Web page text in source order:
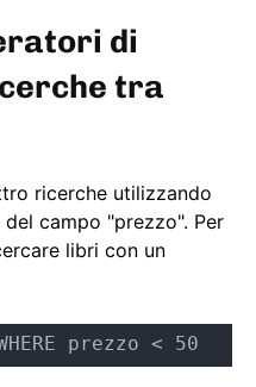
di
tra
ricerche utilizzando
campo "prezzo". Per
libri con un
prezzo < 50